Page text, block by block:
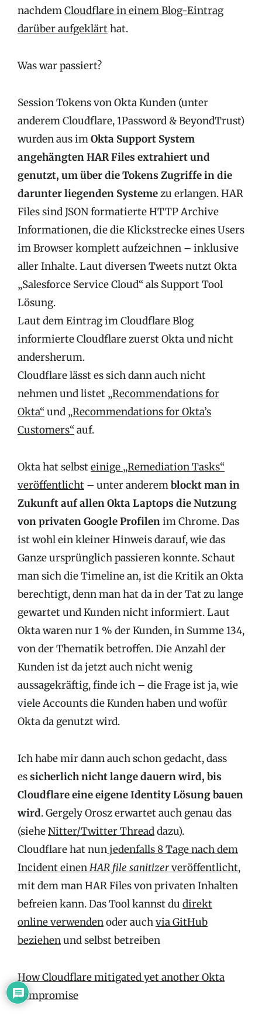
nachdemCloudflare in einem Blog-Eintrag
darüber aufgeklärthat.
Was war passiert?
Session Tokens von Okta Kunden (unter
anderem Cloudflare, 1Password & BeyondTrust)
wurden aus imOkta Support System
angehängten HAR Files extrahiert und
genutzt, um über die Tokens Zugriffe in die
darunter liegenden Systemezu erlangen. HAR
Files sind JSON formatierte HTTP Archive
Informationen, die die Klickstrecke eines Users
im Browser komplett aufzeichnen – inklusive
aller Inhalte. Laut diversen Tweets nutzt Okta
„Salesforce Service Cloud“ als Support Tool
Lösung.
Laut dem Eintrag im Cloudflare Blog
informierte Cloudflare zuerst Okta und nicht
andersherum.
Cloudflare lässt es sich dann auch nicht
nehmen und listet „Recommendations for
Okta“und „Recommendations for Okta’s
Customers“auf.
Okta hat selbsteinige „Remediation Tasks“
veröffentlicht – unter anderemblockt man in
Zukunft auf allen Okta Laptops die Nutzung
von privaten Google Profilenim Chrome. Das
ist wohl ein kleiner Hinweis darauf, wie das
Ganze ursprünglich passieren konnte. Schaut
man sich die Timeline an, ist die Kritik an Okta
berechtigt, denn man hat da in der Tat zu lange
gewartet und Kunden nicht informiert. Laut
Okta waren nur 1 % der Kunden, in Summe 134,
von der Thematik betroffen. Die Anzahl der
Kunden ist da jetzt auch nicht wenig
aussagekräftig, finde ich – die Frage ist ja, wie
viele Accounts die Kunden haben und wofür
Okta da genutzt wird.
Ich habe mir dann auch schon gedacht, dass
essicherlich nicht lange dauern wird, bis
Cloudflare eine eigene Identity Lösung bauen
wird. Gergely Orosz erwartet auch genau das
(sieheNitter/Twitter Threaddazu).
Cloudflare hat nunjedenfalls 8 Tage nach dem
Incident einenHAR file sanitizerveröffentlicht,
mit dem man HAR Files von privaten Inhalten
befreien kann. Das Tool kannst du direkt
online verwendenoder auchvia GitHub
beziehenund selbst betreiben
How Cloudflare mitigated yet another Okta
compromise